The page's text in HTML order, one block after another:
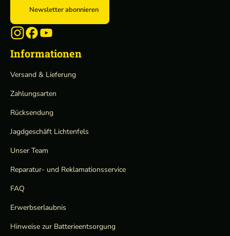
Newsletter abonnieren
Informationen
Versand & Lieferung
Zahlungsarten
Rücksendung
Jagdgeschäft Lichtenfels
Unser Team
Reparatur- und Reklamationsservice
FAQ
Erwerbserlaubnis
Hinweise zur Batterieentsorgung